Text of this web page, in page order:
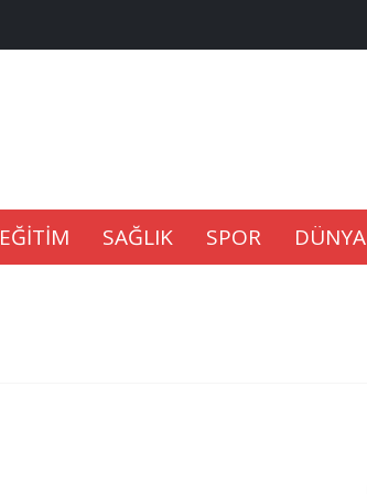
EĞİTİM SAĞLIK SPOR DÜNYA